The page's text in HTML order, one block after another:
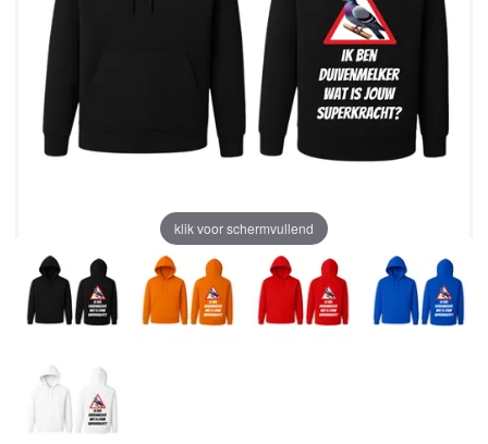
klik voor schermvullend